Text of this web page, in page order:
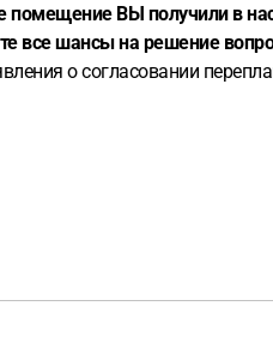
помещение ВЫ получили в
все шансы на решение
о согласовании